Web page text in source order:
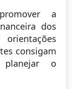
a
dos
consigam
o